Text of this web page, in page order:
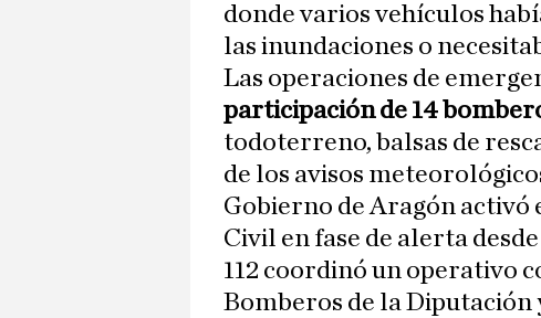
donde varios vehículos
las inundaciones o
Las operaciones de
participación de 14
todoterreno, balsas de
de los avisos
Gobierno de Aragón activó
Civil en fase de alerta
112 coordinó un operativo
Bomberos de la